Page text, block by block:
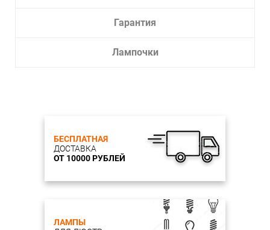
Гарантия
Лампочки
БЕСПЛАТНАЯ
ДОСТАВКА
ОТ 10000 РУБЛЕЙ
ЛАМПЫ